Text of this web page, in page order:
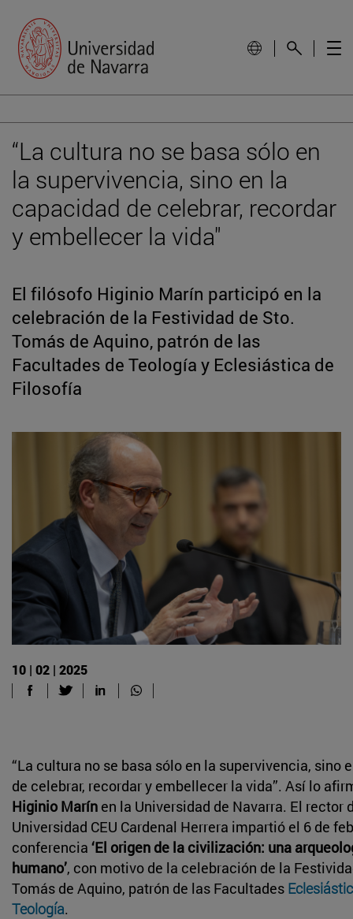
“La cultura no se basa sólo en
la supervivencia, sino en la
capacidad de celebrar, recordar
y embellecer la vida"
El filósofo Higinio Marín participó en la
celebración de la Festividad de Sto.
Tomás de Aquino, patrón de las
Facultades de Teología y Eclesiástica de
Filosofía
10 | 02 | 2025
“La cultura no se basa sólo en la supervivencia, sino
de celebrar, recordar y embellecer la vida”. Así lo
Higinio Marín en la Universidad de Navarra. El rector
Universidad CEU Cardenal Herrera impartió el 6 de
conferencia ‘El origen de la civilización: una
humano’, con motivo de la celebración de la
Tomás de Aquino, patrón de las Facultades
Teología.